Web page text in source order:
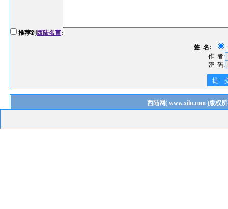
推荐到西陆名言:
签 名:
作 者:
密 码:
提
西陆网( www.xilu.com)版权